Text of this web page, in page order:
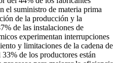
el suministro de materia prima
de la producción y la
de las instalaciones de
experimentan interrupciones
y limitaciones de la cadena de
de los productores están